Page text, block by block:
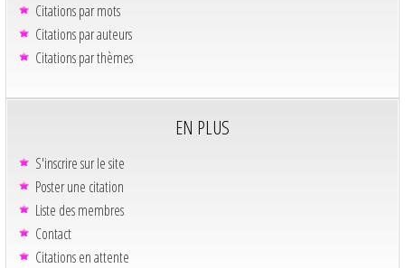
Citations par mots
Citations par auteurs
Citations par thèmes
EN PLUS
S'inscrire sur le site
Poster une citation
Liste des membres
Contact
Citations en attente